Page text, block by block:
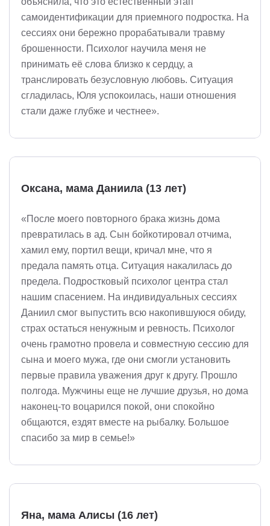
самоидентификации для приемного подростка. На
сессиях они бережно прорабатывали травму
брошенности. Психолог научила меня не
принимать её слова близко к сердцу, а
транслировать безусловную любовь. Ситуация
сгладилась, Юля успокоилась, наши отношения
стали даже глубже и честнее».
Оксана, мама Даниила (13 лет)
«После моего повторного брака жизнь дома
превратилась в ад. Сын бойкотировал отчима,
хамил ему, портил вещи, кричал мне, что я
предала память отца. Ситуация накалилась до
предела. Подростковый психолог центра стал
нашим спасением. На индивидуальных сессиях
Даниил смог выпустить всю накопившуюся обиду,
страх остаться ненужным и ревность. Психолог
очень грамотно провела и совместную сессию для
сына и моего мужа, где они смогли установить
первые правила уважения друг к другу. Прошло
полгода. Мужчины еще не лучшие друзья, но дома
наконец-то воцарился покой, они спокойно
общаются, ездят вместе на рыбалку. Большое
спасибо за мир в семье!»
Яна, мама Алисы (16 лет)